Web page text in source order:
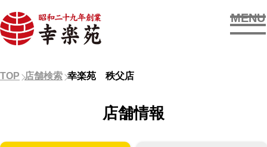
MENU
お店を探す
TOP 店舗検索 幸楽苑 秩父店
店舗情報